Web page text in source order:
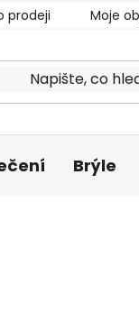
prodeji Moje
Brýle